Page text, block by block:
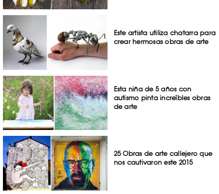
Este artista utiliza chatarra para
crear hermosas obras de arte
Esta niña de 5 años con
autismo pinta increíbles obras
de arte
25 Obras de arte callejero que
nos cautivaron este 2015